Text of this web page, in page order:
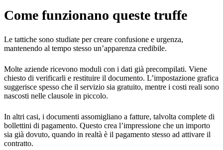
Come funzionano queste truffe
Le tattiche sono studiate per creare confusione e urgenza,
mantenendo al tempo stesso un’apparenza credibile.
Molte aziende ricevono moduli con i dati già precompilati. Viene
chiesto di verificarli e restituire il documento. L’impostazione grafica
suggerisce spesso che il servizio sia gratuito, mentre i costi reali sono
nascosti nelle clausole in piccolo.
In altri casi, i documenti assomigliano a fatture, talvolta complete di
bollettini di pagamento. Questo crea l’impressione che un importo
sia già dovuto, quando in realtà è il pagamento stesso ad attivare il
contratto.